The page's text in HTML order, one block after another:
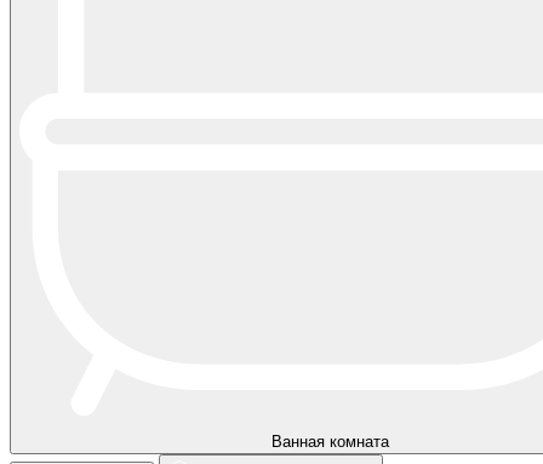
Ванная комната